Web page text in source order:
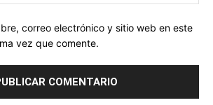
correo electrónico y sitio web en este
vez que comente.